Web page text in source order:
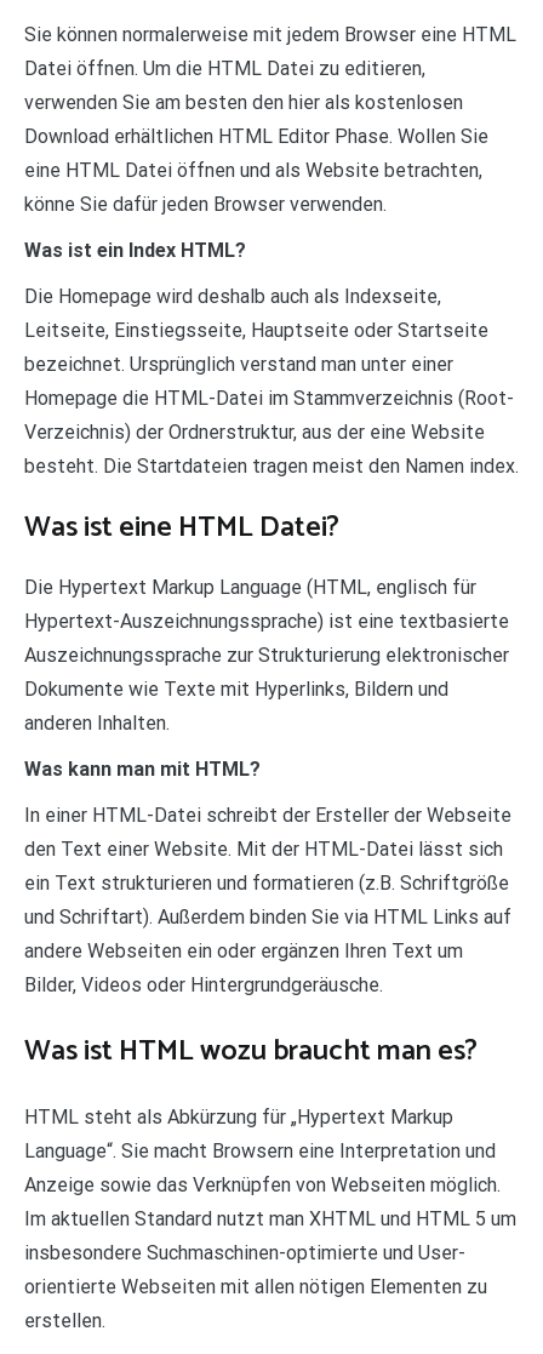
Sie können normalerweise mit jedem Browser eine HTML
Datei öffnen. Um die HTML Datei zu editieren,
verwenden Sie am besten den hier als kostenlosen
Download erhältlichen HTML Editor Phase. Wollen Sie
eine HTML Datei öffnen und als Website betrachten,
könne Sie dafür jeden Browser verwenden.
Was ist ein Index HTML?
Die Homepage wird deshalb auch als Indexseite,
Leitseite, Einstiegsseite, Hauptseite oder Startseite
bezeichnet. Ursprünglich verstand man unter einer
Homepage die HTML-Datei im Stammverzeichnis (Root-
Verzeichnis) der Ordnerstruktur, aus der eine Website
besteht. Die Startdateien tragen meist den Namen index.
Was ist eine HTML Datei?
Die Hypertext Markup Language (HTML, englisch für
Hypertext-Auszeichnungssprache) ist eine textbasierte
Auszeichnungssprache zur Strukturierung elektronischer
Dokumente wie Texte mit Hyperlinks, Bildern und
anderen Inhalten.
Was kann man mit HTML?
In einer HTML-Datei schreibt der Ersteller der Webseite
den Text einer Website. Mit der HTML-Datei lässt sich
ein Text strukturieren und formatieren (z.B. Schriftgröße
und Schriftart). Außerdem binden Sie via HTML Links auf
andere Webseiten ein oder ergänzen Ihren Text um
Bilder, Videos oder Hintergrundgeräusche.
Was ist HTML wozu braucht man es?
HTML steht als Abkürzung für „Hypertext Markup
Language“. Sie macht Browsern eine Interpretation und
Anzeige sowie das Verknüpfen von Webseiten möglich.
Im aktuellen Standard nutzt man XHTML und HTML 5 um
insbesondere Suchmaschinen-optimierte und User-
orientierte Webseiten mit allen nötigen Elementen zu
erstellen.